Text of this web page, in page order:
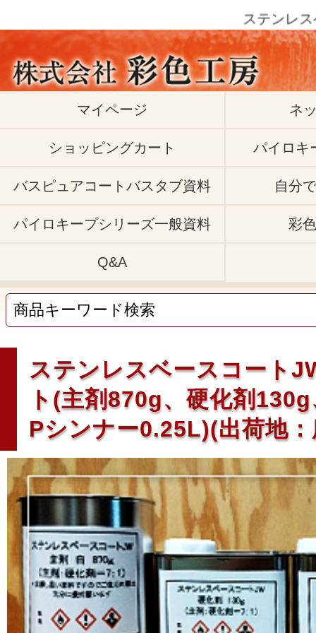
ステンレスベ
マイページ ネ
ショッピングカート パイロキ
バスピュアコートバスタブ資料 自分
パイロキープシリーズ一般資料 彩
Q&A
ステンレスベースコート
ト(主剤870g、硬化剤
Pシンナー0.25L)(出荷地